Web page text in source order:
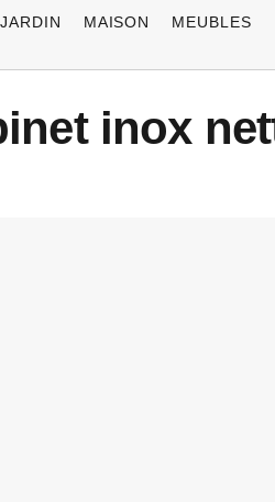
JARDIN MAISON MEUBLES
inox